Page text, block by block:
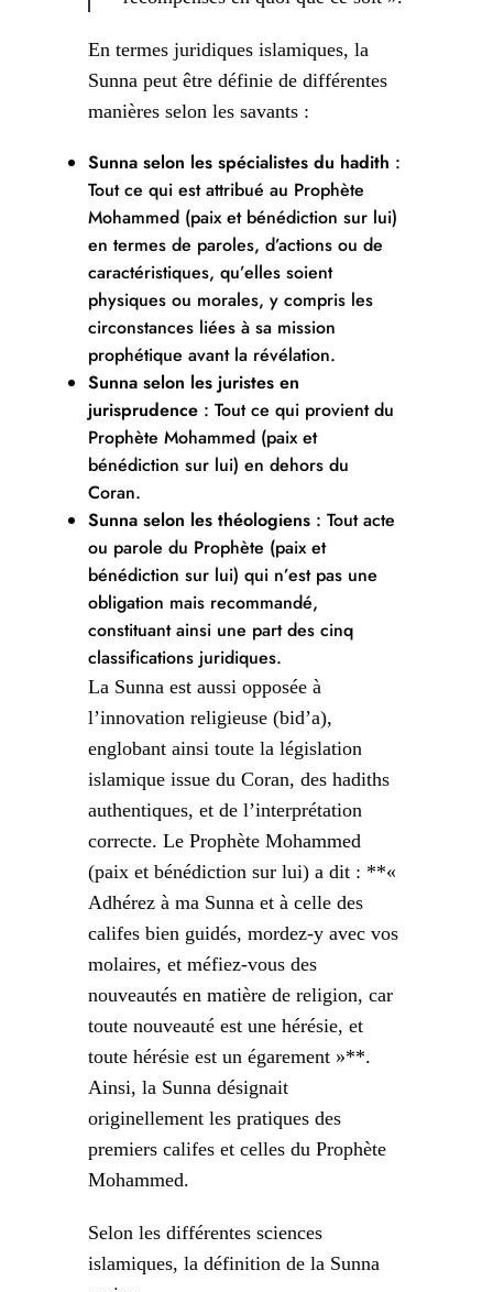
En termes juridiques islamiques, la
Sunna peut être définie de différentes
manières selon les savants :
Sunna selon les spécialistes du hadith :
Tout ce qui est attribué au Prophète
Mohammed (paix et bénédiction sur lui)
en termes de paroles, d’actions ou de
caractéristiques, qu’elles soient
physiques ou morales, y compris les
circonstances liées à sa mission
prophétique avant la révélation.
Sunna selon les juristes en
jurisprudence : Tout ce qui provient du
Prophète Mohammed (paix et
bénédiction sur lui) en dehors du
Coran.
Sunna selon les théologiens : Tout acte
ou parole du Prophète (paix et
bénédiction sur lui) qui n’est pas une
obligation mais recommandé,
constituant ainsi une part des cinq
classifications juridiques.
La Sunna est aussi opposée à
l’innovation religieuse (bid’a),
englobant ainsi toute la législation
islamique issue du Coran, des hadiths
authentiques, et de l’interprétation
correcte. Le Prophète Mohammed
(paix et bénédiction sur lui) a dit : **«
Adhérez à ma Sunna et à celle des
califes bien guidés, mordez-y avec vos
molaires, et méfiez-vous des
nouveautés en matière de religion, car
toute nouveauté est une hérésie, et
toute hérésie est un égarement »**.
Ainsi, la Sunna désignait
originellement les pratiques des
premiers califes et celles du Prophète
Mohammed.
Selon les différentes sciences
islamiques, la définition de la Sunna